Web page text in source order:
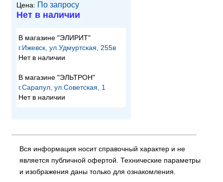
Цена: По запросу
Нет в наличии
В магазине "ЭЛИРИТ"
г.Ижевск, ул.Удмуртская, 255в
Нет в наличии
В магазине "ЭЛЬТРОН"
г.Сарапул, ул.Советская, 1
Нет в наличии
Вся информация носит справочный характер и не
является публичной офертой. Технические параметры
и изображения даны только для ознакомления.